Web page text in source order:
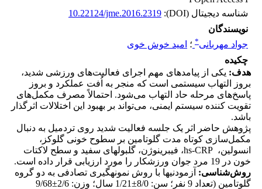
شناسه دیجیتال (DOI):
10.22124/jme.2016.2319
نویسندگان
جواد مهربانی* ؛ امید خوش خوی
چکیده
هدف: یکی از پیامدهای مهم اجرای فعالیت‌های ورزشی شدید،
بروز التهاب سیستمی است که منجر به اُفت عملکرد و بروز
پاسخ‌های مرحله حاد التهاب می‌شود. احتمالاً مصرف مکمل‌های
تقویت کننده سیستم ایمنی، می‌تواند بر بهبود این اختلالات اثرگذار
باشد.
پژوهش حاضر اثر یک جلسه فعالیت شدید روی تردمیل به دنبال
مکمل‌سازی کوتاه مدت گلوتامین بر سطوح خونی گلوکز،
انسولین، hs-CRP، فیبرینوژن، گلبولهای سفید و سطح لاکتات
خون در 19 مرد جوان ورزشکار را مورد ارزیابی قرار داده است.
روش‌شناسی:
آزمودنی­ها با روش نمونه‎گیری تصادفی به دو گروه
گلوتامین (تعداد 9 نفر؛ سن: 8/0±1/21 سال؛ وزن: 2/6±9/68